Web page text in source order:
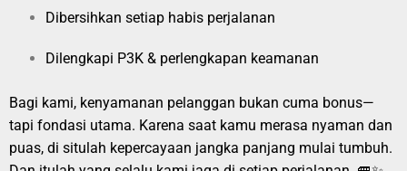
Dibersihkan setiap habis perjalanan
Dilengkapi P3K & perlengkapan keamanan
Bagi kami, kenyamanan pelanggan bukan cuma bonus—
tapi fondasi utama. Karena saat kamu merasa nyaman dan
puas, di situlah kepercayaan jangka panjang mulai tumbuh.